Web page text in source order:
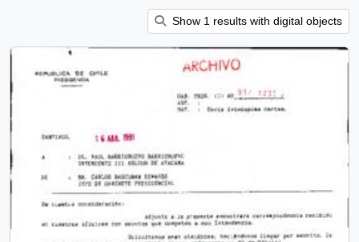
Show 1 results with digital objects